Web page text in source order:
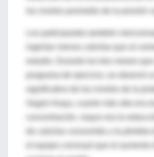
los niveles promedio de la presión
ingerían menos calorías que al
programa de ejercicio, se observó
significativo de los niveles de la
Según Araya, cuanto más alta era
concentración, mayor era la
el equipo concluyó que el aumento